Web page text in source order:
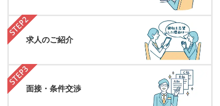
求人のご紹介
面接・条件交渉